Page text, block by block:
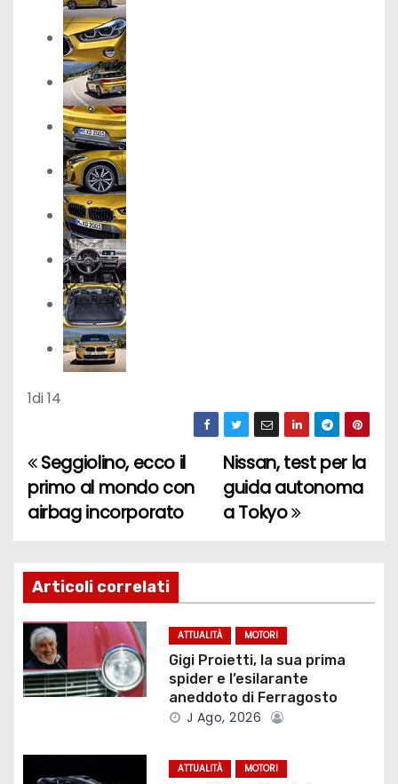
1di 14
N
a
i
g
a
z
Nissan, test per la
guida autonoma
a Tokyo
Seggiolino, ecco il
primo al mondo con
airbag incorporato
Articoli correlati
ATTUALITÀ MOTORI
Gigi Proietti, la sua prima
spider e l’esilarante
aneddoto di Ferragosto
J Ago, 2026
ATTUALITÀ MOTORI